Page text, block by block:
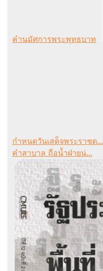
คำนมัศการพระพุทธบาท
กำหนดวันเสด็จพระราชด...
คำสาบาล ถือน้ำฝ่ายน่...